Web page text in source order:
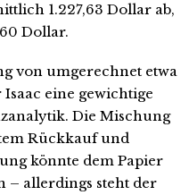
1.227,63 Dollar ab,
Dollar.
von umgerechnet etwa
eine gewichtige
Die Mischung
Rückkauf und
könnte dem Papier
– allerdings steht der